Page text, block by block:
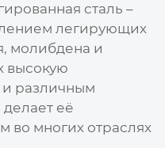
сталь –
легирующих
молибдена и
высокую
и различным
её
во многих отраслях